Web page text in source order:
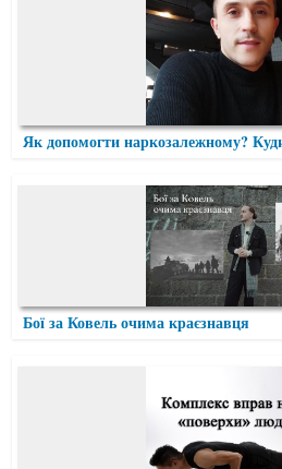
Як допомогти наркозалежному?
Бої за Ковель очима краєзнавця